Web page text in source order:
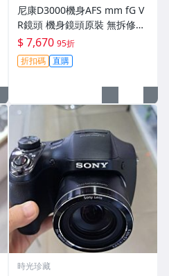
尼康D3000機身AFS mm fG V
R鏡頭 機身鏡頭原裝 無拆修無
翻新 有輕微使用痕跡 鏡頭-34
30
$ 7,670 95折
折扣碼 直購
時光珍藏